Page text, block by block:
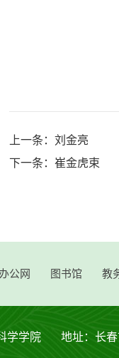
上一条： 刘金亮
下一条： 崔金虎束
公网 图书馆 教
科学学院 地址：长